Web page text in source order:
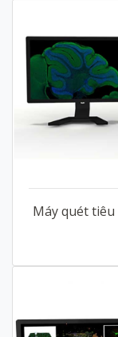
Máy quét tiêu